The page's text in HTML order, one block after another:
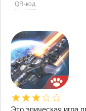
QR-код
Это эпическая игра